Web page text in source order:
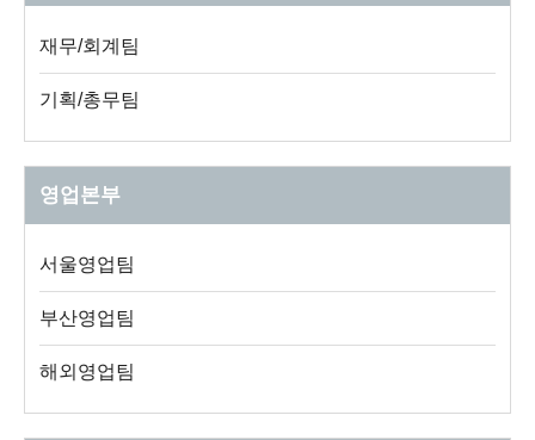
재무/회계팀
기획/총무팀
영업본부
서울영업팀
부산영업팀
해외영업팀